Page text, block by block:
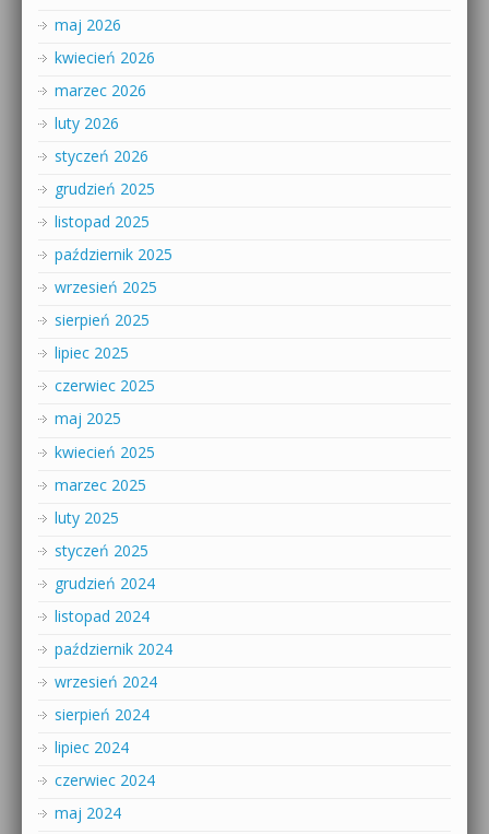
maj 2026
kwiecień 2026
marzec 2026
luty 2026
styczeń 2026
grudzień 2025
listopad 2025
październik 2025
wrzesień 2025
sierpień 2025
lipiec 2025
czerwiec 2025
maj 2025
kwiecień 2025
marzec 2025
luty 2025
styczeń 2025
grudzień 2024
listopad 2024
październik 2024
wrzesień 2024
sierpień 2024
lipiec 2024
czerwiec 2024
maj 2024